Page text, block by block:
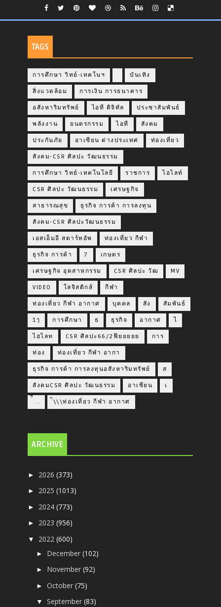
TAGS
การศึกษา วิทย์-เทคโนฯ บันเทิง
สิ่งแวดล้อม การเงิน การธนาคาร
อสังหาริมทรัพย์ ไอที ดิจิทัล ประชาสัมพันธ์
พลังงาน ยนตรกรรม ไอที สังคม
ประกันภัย อาเซียน ต่างประเทศ ท่องเที่ยว
สังคม-CSR ศิลปะ วัฒนธรรม
การศึกษา วิทย์-เทคโนโลยี ราชการ ไฮไลท์
CSR ศิลปะ วัฒนธรรม เศรษฐกิจ
สาธารณสุข ธุรกิจ การค้า การลงทุน
สังคม-CSR ศิลปะวัฒนธรรม
เอสเอ็มอี สตาร์ทอัพ ท่องเที่ยว กีฬา
ธุรกิจ การค้า 7 เกษตร
เศรษฐกิจ อุตสาหกรรม CSR ศิลปะ วัฒ MV
VIDEO โลจิสติกส์ กีฬา
ท่องเที่ยว กีฬา อากาศ บุคคล สัง สัมพันธ์
1ๅ การศึกษา ธ ธุรกิจ อากาศ ไ
ไฮไลท CSR ศิลปะ66/2ฟียยยยย การ
ท่อง ท่องเที่ยว กีฬา อากา
ธุรกิจ การค้า การลงทุนอสังหาริมทรัพย์ ส
สังคมCSR ศิลปะ วัฒนธรรม อาเซียน เ
่่ื​ .. ้\\\ท่องเที่ยว กีฬา อากาศ
ARCHIVE
► 2026(373)
► 2025(1013)
► 2024(773)
► 2023(956)
▼ 2022(600)
► December(102)
► November(92)
►October(75)
▼September(83)